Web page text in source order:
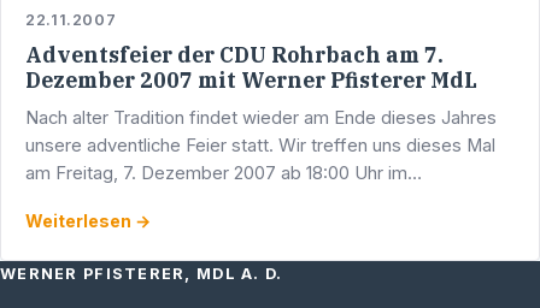
22.11.2007
Adventsfeier der CDU Rohrbach am 7.
Dezember 2007 mit Werner Pfisterer MdL
Nach alter Tradition findet wieder am Ende dieses Jahres
unsere adventliche Feier statt. Wir treffen uns dieses Mal
am Freitag, 7. Dezember 2007 ab 18:00 Uhr im
69126 …
Weiterlesen →
WERNER PFISTERER, MDL A. D.